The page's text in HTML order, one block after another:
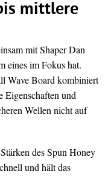
mittlere
mit Shaper Dan
eines im Fokus hat.
Wave Board kombiniert
Eigenschaften und
Wellen nicht auf
des Spun Honey
und hält das